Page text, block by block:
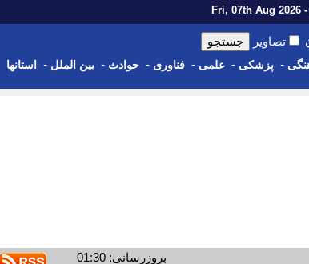
تصاویر
- پزشکی - علمی - فناوری - حوادث - بین الملل - استانها
بروزرسانی: 01:30